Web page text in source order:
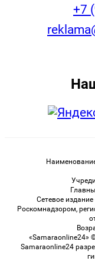
+7
Сетевое издание
Роскомнадзором,
«Samaraonline24»
Samaraonline24